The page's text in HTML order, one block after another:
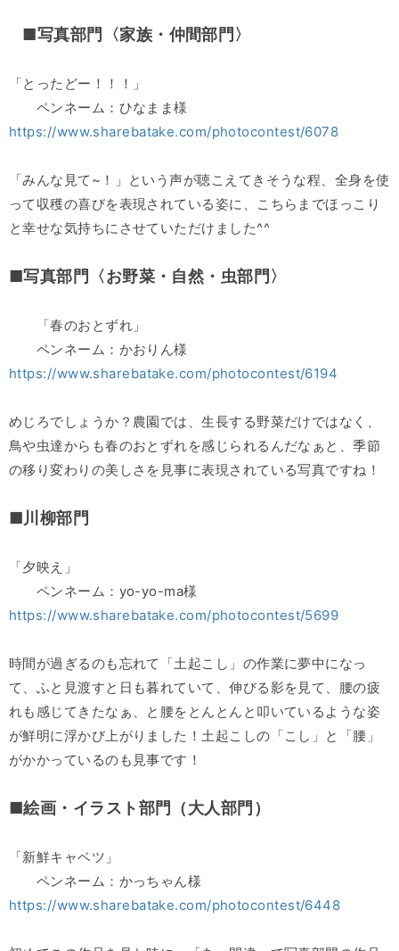
■写真部門〈家族・仲間部門〉
「とったどー！！！」
ペンネーム：ひなまま様
https://www.sharebatake.com/photocontest/6078
「みんな見て~！」という声が聴こえてきそうな程、全身を使
って収穫の喜びを表現されている姿に、こちらまでほっこり
と幸せな気持ちにさせていただけました^^
■写真部門〈お野菜・自然・虫部門〉
「春のおとずれ」
ペンネーム：かおりん様
https://www.sharebatake.com/photocontest/6194
めじろでしょうか？農園では、生長する野菜だけではなく、
鳥や虫達からも春のおとずれを感じられるんだなぁと、季節
の移り変わりの美しさを見事に表現されている写真ですね！
■川柳部門
「夕映え」
ペンネーム：yo-yo-ma様
https://www.sharebatake.com/photocontest/5699
時間が過ぎるのも忘れて「土起こし」の作業に夢中になっ
て、ふと見渡すと日も暮れていて、伸びる影を見て、腰の疲
れも感じてきたなぁ、と腰をとんとんと叩いているような姿
が鮮明に浮かび上がりました！土起こしの「こし」と「腰」
がかかっているのも見事です！
■絵画・イラスト部門（大人部門）
「新鮮キャベツ」
ペンネーム：かっちゃん様
https://www.sharebatake.com/photocontest/6448